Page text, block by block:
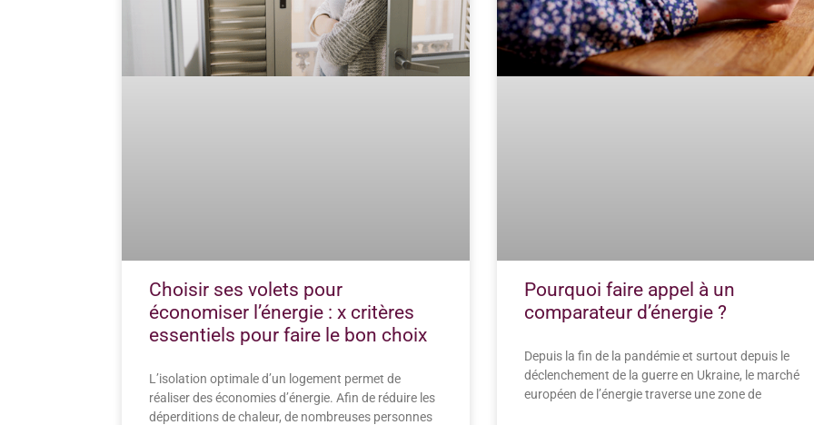
Choisir ses volets pour
économiser l’énergie : x critères
essentiels pour faire le bon choix
L’isolation optimale d’un logement permet de
réaliser des économies d’énergie. Afin de réduire les
déperditions de chaleur, de nombreuses personnes
Pourquoi faire appel à un
comparateur d’énergie ?
Depuis la fin de la pandémie et surtout depuis le
déclenchement de la guerre en Ukraine, le marché
européen de l’énergie traverse une zone de